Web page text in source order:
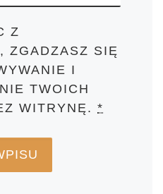
Z
ZGADZASZ SIĘ
I
TWOICH
WITRYNĘ.*